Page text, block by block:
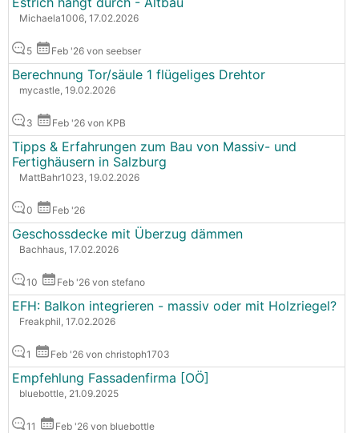
Michaela1006, 17.02.2026
5 Feb '26 von seebser
Berechnung Tor/säule 1 flügeliges Drehtor
mycastle, 19.02.2026
3 Feb '26 von KPB
Tipps & Erfahrungen zum Bau von Massiv- und
Fertighäusern in Salzburg
MattBahr1023, 19.02.2026
0 Feb '26
Geschossdecke mit Überzug dämmen
Bachhaus, 17.02.2026
10 Feb '26 von stefano
EFH: Balkon integrieren - massiv oder mit Holzriegel?
Freakphil, 17.02.2026
1 Feb '26 von christoph1703
Empfehlung Fassadenfirma [OÖ]
bluebottle, 21.09.2025
11 Feb '26 von bluebottle